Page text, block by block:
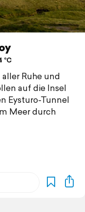
°C
Ruhe und
auf die Insel
Eysturo-Tunnel
Meer durch